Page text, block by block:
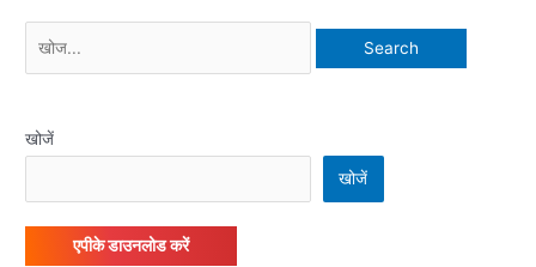
खोजें
खोजें
एपीके डाउनलोड करें